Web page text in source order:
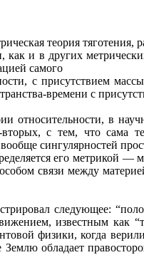
теория
как и в других
самого
с присутствием
времени с
в
с тем, что сама
сингулярностей
его метрикой
связи между
следующее:
известным как
физики, когда
обладает